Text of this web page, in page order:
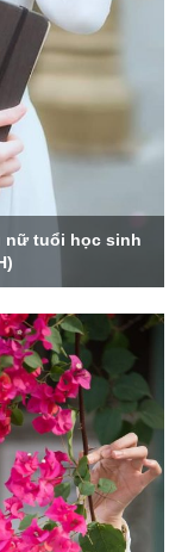
nữ tuổi học sinh